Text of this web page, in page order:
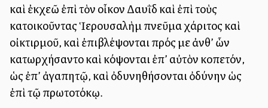
καὶ ἐκχεῶ ἐπὶ τὸν οἶκον Δαυῒδ καὶ ἐπὶ τοὺς
κατοικοῦντας Ἱερουσαλὴμ πνεῦμα χάριτος καὶ
οἰκτιρμοῦ, καὶ ἐπιβλέψονται πρός με ἀνθ’ ὧν
κατωρχήσαντο καὶ κόψονται ἐπ’ αὐτὸν κοπετόν,
ὡς ἐπ’ ἀγαπητῷ, καὶ ὀδυνηθήσονται ὀδύνην ὡς
ἐπὶ τῷ πρωτοτόκῳ.